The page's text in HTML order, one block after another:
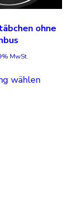
ohne
MwSt.
wählen